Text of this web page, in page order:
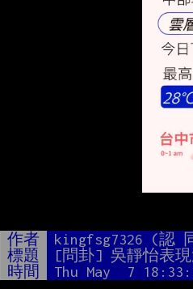
作者
kingfsg7326 (認
標題
[問卦] 吳靜怡表現
時間
Thu May  7